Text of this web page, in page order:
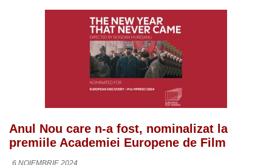
Anul Nou care n-a fost, nominalizat la
premiile Academiei Europene de Film
6 NOIEMBRIE 2024